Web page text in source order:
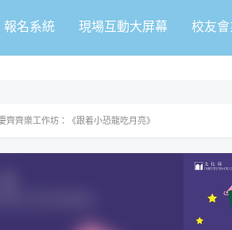
報名系統 現場互動大屏幕 校友
齊齊樂工作坊：《跟着小恐龍吃月亮》